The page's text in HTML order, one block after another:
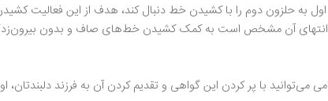
به حلزون دوم را با کشیدن خط دنبال کند، هدف از این فعالیت
و انتهای آن مشخص است به کمک کشیدن خط‌های صاف و بدون
شما والدین گرامی می‌توانید با پر کردن این گواهی و تقدیم کردن آن به فرزند